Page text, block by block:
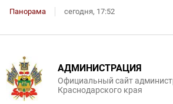
Панорама сегодня, 17:52
АДМИНИСТРАЦИЯ
Официальный сайт
Краснодарского края